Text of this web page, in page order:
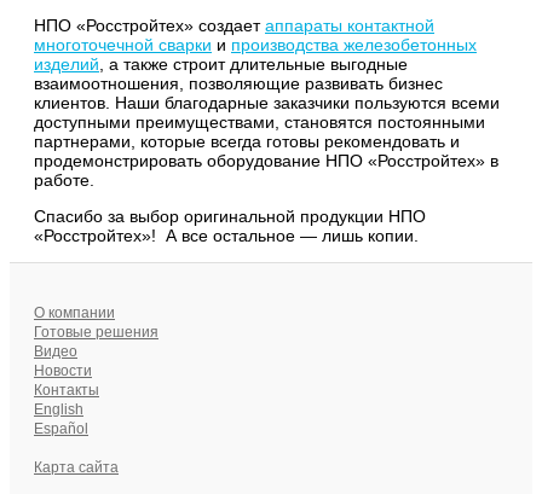
НПО «Росстройтех» создаетаппараты контактной
многоточечной сварки и производства железобетонных
изделий , а также строит длительные выгодные
взаимоотношения, позволяющие развивать бизнес
клиентов. Наши благодарные заказчики пользуются всеми
доступными преимуществами, становятся постоянными
партнерами, которые всегда готовы рекомендовать и
продемонстрировать оборудование НПО «Росстройтех» в
работе.
Спасибо за выбор оригинальной продукции НПО
«Росстройтех»! А все остальное — лишь копии.
О компании
Готовые решения
Видео
Новости
Контакты
English
Español
Карта сайта